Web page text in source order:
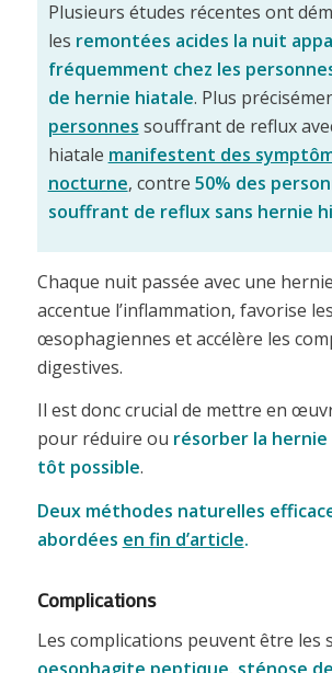
Plusieurs études récentes ont
les remontées acides la nuit
fréquemment chez les
de hernie hiatale. Plus
personnes souffrant de reflux
hiatale manifestent des
nocturne, contre 50% des
souffrant de reflux sans hernie
Chaque nuit passée avec une
accentue l’inflammation, favorise
œsophagiennes et accélère les
digestives.
Il est donc crucial de mettre en
pour réduire ou résorber la
tôt possible.
Deux méthodes naturelles
abordées en fin d’article.
Complications
Les complications peuvent être les